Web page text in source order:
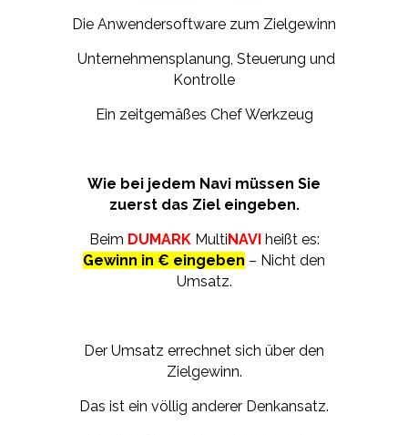
Die Anwendersoftware zum Zielgewinn
Unternehmensplanung, Steuerung und
Kontrolle
Ein zeitgemäßes Chef Werkzeug
Wie bei jedem Navi müssen Sie
zuerst das Ziel eingeben.
Beim DUMARK MultiNAVI heißt es:
Gewinn in € eingeben – Nicht den
Umsatz.
Der Umsatz errechnet sich über den
Zielgewinn.
Das ist ein völlig anderer Denkansatz.